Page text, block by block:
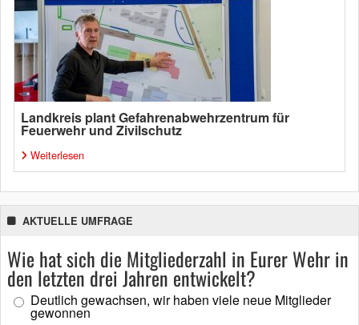
Landkreis plant Gefahrenabwehrzentrum für
Feuerwehr und Zivilschutz
Weiterlesen
AKTUELLE UMFRAGE
Wie hat sich die Mitgliederzahl in Eurer Wehr in
den letzten drei Jahren entwickelt?
Deutlich gewachsen, wir haben viele neue Mitglieder
gewonnen